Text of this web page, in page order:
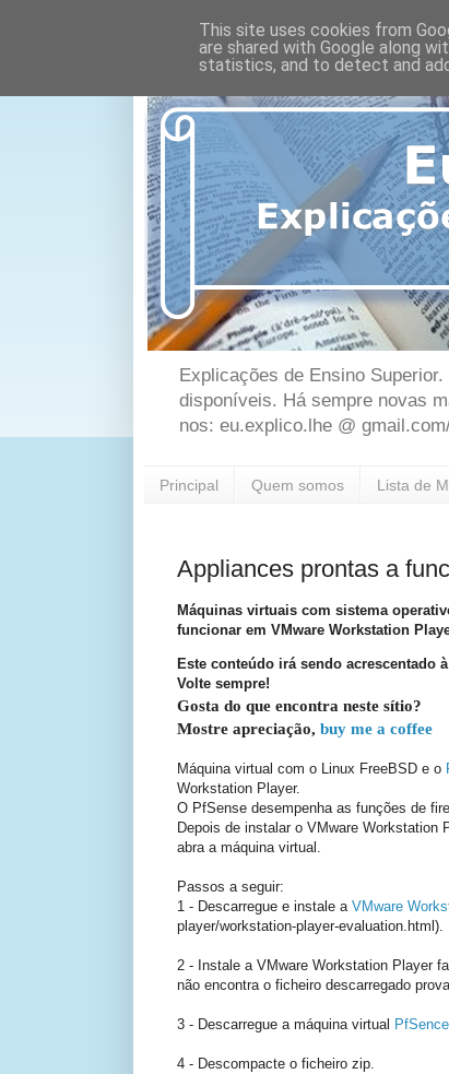
Explicações de Ensino
disponíveis. Há sempre novas
nos: eu.explico.lhe @
Principal Quem somos Lista de
Appliances prontas a
Máquinas virtuais com sistema
funcionar em VMware Workstation
Este conteúdo irá sendo acrescentado
Volte sempre!
Gosta do que encontra neste sítio?
Mostre apreciação, buy me a coffee
Máquina virtual com o Linux FreeBSD e o
Workstation Player.
O PfSense desempenha as funções de
Depois de instalar o VMware Workstation
abra a máquina virtual.
Passos a seguir:
1 - Descarregue e instale a VMware
player/workstation-player-evaluation.html).
2 - Instale a VMware Workstation Player
não encontra o ficheiro descarregado
3 - Descarregue a máquina virtual
4 - Descompacte o ficheiro zip.
This site uses cookies from
are shared with Google along
statistics, and to detect and